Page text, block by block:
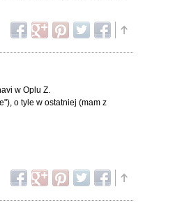
w Oplu Z.
o tyle w ostatniej (mam z